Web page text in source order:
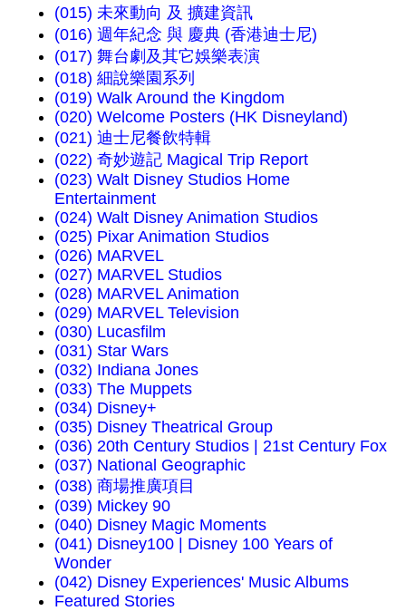
(015) 未來動向 及 擴建資訊
(016) 週年紀念 與 慶典 (香港迪士尼)
(017) 舞台劇及其它娛樂表演
(018) 細說樂園系列
(019) Walk Around the Kingdom
(020) Welcome Posters (HK Disneyland)
(021) 迪士尼餐飲特輯
(022) 奇妙遊記 Magical Trip Report
(023) Walt Disney Studios Home
Entertainment
(024) Walt Disney Animation Studios
(025) Pixar Animation Studios
(026) MARVEL
(027) MARVEL Studios
(028) MARVEL Animation
(029) MARVEL Television
(030) Lucasfilm
(031) Star Wars
(032) Indiana Jones
(033) The Muppets
(034) Disney+
(035) Disney Theatrical Group
(036) 20th Century Studios | 21st Century Fox
(037) National Geographic
(038) 商場推廣項目
(039) Mickey 90
(040) Disney Magic Moments
(041) Disney100 | Disney 100 Years of
Wonder
(042) Disney Experiences' Music Albums
Featured Stories